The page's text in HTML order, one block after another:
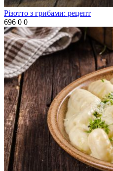
Різотто з грибами: рецепт
696 0 0